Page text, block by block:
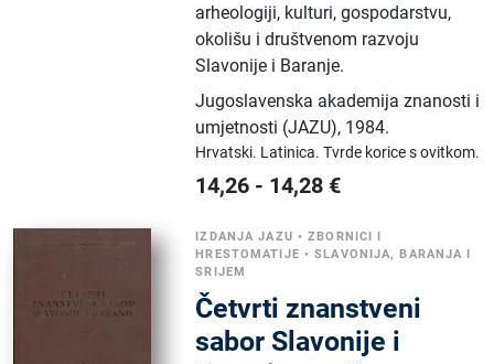
arheologiji, kulturi, gospodarstvu,
okolišu i društvenom razvoju
Slavonije i Baranje.
Jugoslavenska akademija znanosti i
umjetnosti (JAZU), 1984.
Hrvatski. Latinica.Tvrde korice s ovitkom.
14,26 - 14,28 €
IZDANJA JAZU •ZBORNICI I
HRESTOMATIJE •SLAVONIJA, BARANJA I
SRIJEM
Četvrti znanstveni
sabor Slavonije i